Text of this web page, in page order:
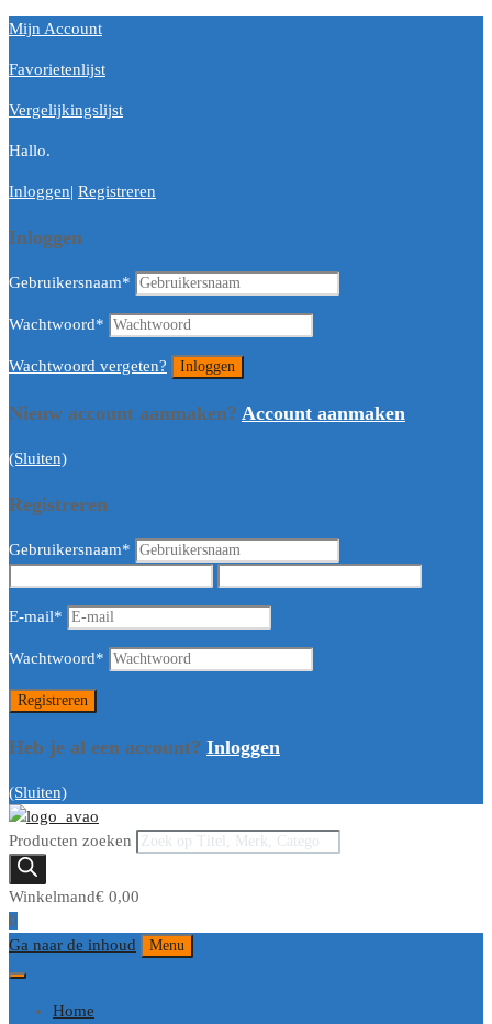
Mijn Account
Favorietenlijst
Vergelijkingslijst
Hallo.
Inloggen| Registreren
Inloggen
Gebruikersnaam*
Wachtwoord*
Wachtwoord vergeten?
Nieuw account aanmaken? Account aanmaken
(Sluiten)
Registreren
Gebruikersnaam*
E-mail*
Wachtwoord*
Heb je al een account? Inloggen
(Sluiten)
Producten zoeken
Winkelmand€ 0,00
0
Ga naar de inhoud
Menu
Home